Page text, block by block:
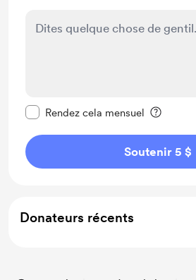
Rendez cela mensuel
Soutenir 5 $
Donateurs récents